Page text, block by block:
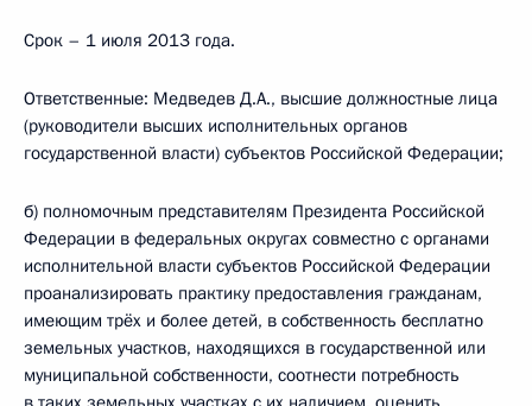
Срок – 1 июля 2013 года.
Ответственные: Медведев Д.А., высшие должностные лица
(руководители высших исполнительных органов
государственной власти) субъектов Российской Федерации;
б) полномочным представителям Президента Российской
Федерации в федеральных округах совместно с органами
исполнительной власти субъектов Российской Федерации
проанализировать практику предоставления гражданам,
имеющим трёх и более детей, в собственность бесплатно
земельных участков, находящихся в государственной или
муниципальной собственности, соотнести потребность